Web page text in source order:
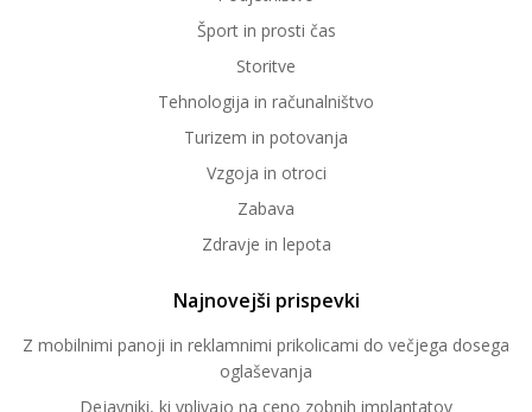
Šport in prosti čas
Storitve
Tehnologija in računalništvo
Turizem in potovanja
Vzgoja in otroci
Zabava
Zdravje in lepota
Najnovejši prispevki
Z mobilnimi panoji in reklamnimi prikolicami do večjega dosega
oglaševanja
Dejavniki, ki vplivajo na ceno zobnih implantatov